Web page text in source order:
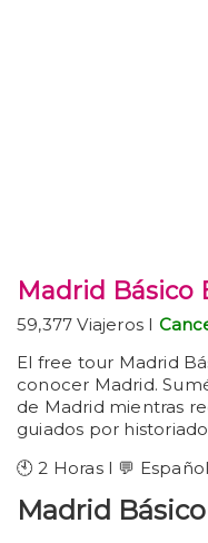
Madrid Básico
59,377 Viajeros I
El free tour Madrid
conocer Madrid.
de Madrid mientras
guiados por
🕙 2 Horas I 💬
Madrid